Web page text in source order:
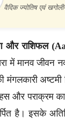
वैदिक ज्योतिष एवं
और राशिफल
में मानव
मंगलकारी
और पराक्रम
है। इसके